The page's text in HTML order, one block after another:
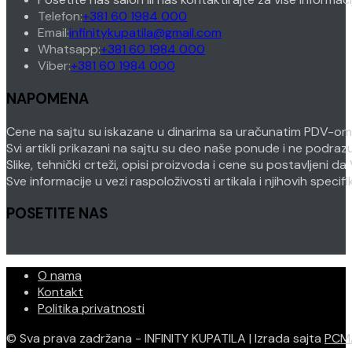
Telefon:+381 60 1984 000
in
your
Email:infinitykupatila@gmail.com
Whatsapp:+381 60 1984 000
Viber:+381 60 1984 000
NAPOMENA
Cene na sajtu su iskazane u dinarima sa uračunatim PDV-
Svi artikli prikazani na sajtu su deo naše ponude i ne
Slike, tehnički crteži, opisi proizvoda i cene su postavljeni
Sve informacije u vezi raspoloživosti artikala i njihovih
POSETITE NAS
O nama
Kontakt
Politika privatnosti
© Sva prava zadržana - INFINITY KUPATILA | Izrada sajta